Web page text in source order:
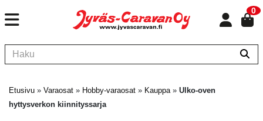
0
Etusivu » Varaosat » Hobby-varaosat » Kauppa» Ulko-oven
hyttysverkon kiinnityssarja